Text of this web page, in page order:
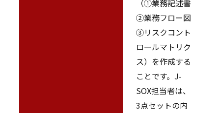
（①業務記述書
②業務フロー図
③リスクコント
ロールマトリク
ス）を作成する
ことです。J-
SOX担当者は、
3点セットの内